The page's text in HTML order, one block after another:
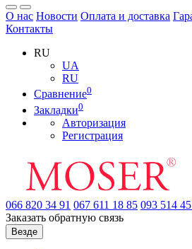
О нас Новости Оплата и доставка
Контакты
RU
UA
RU
Сравнение0
Закладки0
Авторизация
Регистрация
066 820 34 91 067 611 18 85 093 514
Заказать обратную связь
Везде